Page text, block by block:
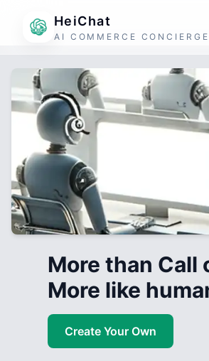
HeiChat
AI COMMERCE CONCIERGE
More than Call
More like
Create Your Own